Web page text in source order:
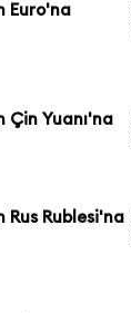
Euro'na
Çin Yuanı'na
Rus Rublesi'na